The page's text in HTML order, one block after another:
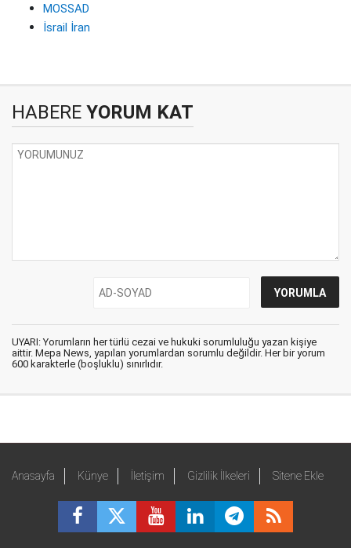
MOSSAD
İsrail İran
HABERE YORUM KAT
UYARI: Yorumların her türlü cezai ve hukuki sorumluluğu yazan kişiye
aittir. Mepa News, yapılan yorumlardan sorumlu değildir. Her bir yorum
600 karakterle (boşluklu) sınırlıdır.
Anasayfa Künye İletişim Gizlilik İlkeleri Sitene Ekle